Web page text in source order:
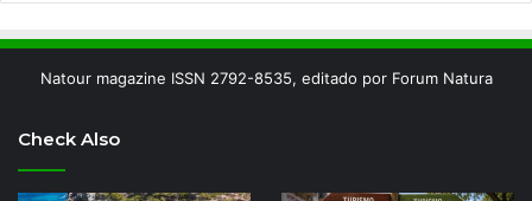
Natour magazine ISSN 2792-8535, editado por Forum Natura
Check Also